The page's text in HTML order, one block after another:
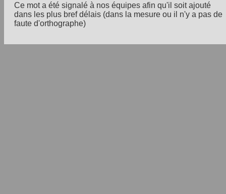
Ce mot a été signalé à nos équipes afin qu'il soit ajouté
dans les plus bref délais (dans la mesure ou il n'y a pas de
faute d'orthographe)